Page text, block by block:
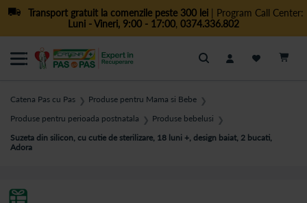
Transport gratuit la comenzile peste 300 lei| Program Call Center:
Luni - Vineri, 9:00 - 17:00, 0374.336.802
Cautare
Catena Pas cu Pas ❯ Produse pentru Mama si Bebe ❯
Produse pentru perioada postnatala ❯ Produse bebelusi ❯
Suzeta din silicon, cu cutie de sterilizare, 18 luni +, design baiat, 2 bucati,
Adora